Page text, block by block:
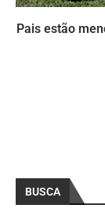
Pais estão
BUSCA